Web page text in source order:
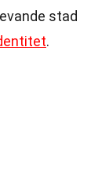
stad
.